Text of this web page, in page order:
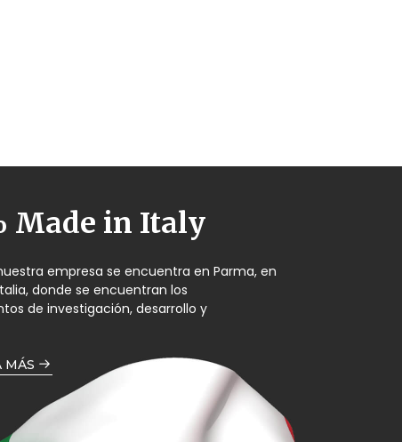
Made in Italy
empresa se encuentra en Parma, en
donde se encuentran los
de investigación, desarrollo y
MÁS